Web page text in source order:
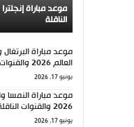
الناقلة
موعد مباراة
العالم 2026 والقنوات الناقلة
يونيو 17, 2026
موعد مباراة النمسا
2026 والقنوات الناقلة
يونيو 17, 2026